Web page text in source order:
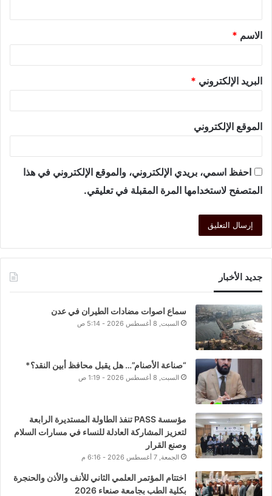
الاسم *
البريد الإلكتروني *
الموقع الإلكتروني
احفظ اسمي، بريدي الإلكتروني، والموقع الإلكتروني في هذا
المتصفح لاستخدامها المرة المقبلة في تعليقي.
جديد الأخبار
سماع اصوات مضادات الطيران في عدن
السبت, 8 أغسطس 2026 - 5:14 ص
“صناعة الأصنام”… هل يقبل محافظ أبين النقد؟*
السبت, 8 أغسطس 2026 - 1:19 ص
مؤسسة PASS تنفذ الطاولة المستديرة الرابعة
لتعزيز المشاركة العادلة للنساء في مسارات السلام
وصنع القرار
الجمعة, 7 أغسطس 2026 - 6:16 م
اختتام المؤتمر العلمي الثاني للأنف والأذن والحنجرة
بكلية الطب بجامعة صنعاء 2026